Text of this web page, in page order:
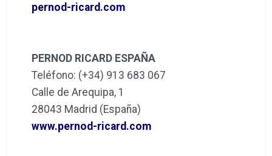
pernod-ricard.com
PERNOD RICARD ESPAÑA
Teléfono: (+34) 913 683 067
Calle de Arequipa, 1
28043 Madrid (España)
www.pernod-ricard.com